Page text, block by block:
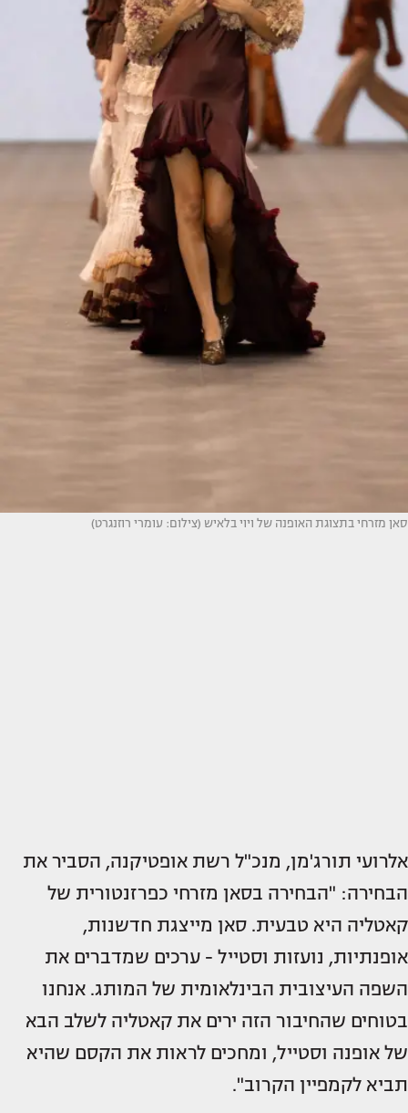
סאן מזרחי בתצוגת האופנה של ויוי בלאיש (צילום: עומרי רוזנגרט)
אלרועי תורג'מן, מנכ"ל רשת אופטיקנה, הסביר את
הבחירה: "הבחירה בסאן מזרחי כפרזנטורית של
קאטליה היא טבעית. סאן מייצגת חדשנות,
אופנתיות, נועזות וסטייל - ערכים שמדברים את
השפה העיצובית הבינלאומית של המותג. אנחנו
בטוחים שהחיבור הזה ירים את קאטליה לשלב הבא
של אופנה וסטייל, ומחכים לראות את הקסם שהיא
תביא לקמפיין הקרוב".